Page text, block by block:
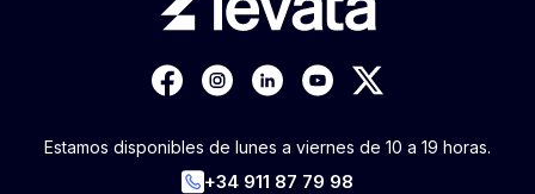
Estamos disponibles de lunes a viernes de 10 a 19 horas.
+34 911 87 79 98